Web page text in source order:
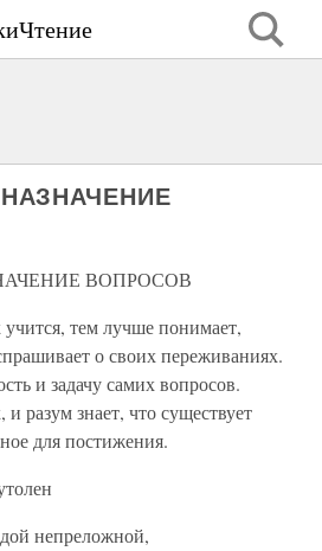
ВОПРОСОВ
тем лучше понимает,
о своих переживаниях.
и задачу самих вопросов.
разум знает, что существует
для постижения.
непреложной,